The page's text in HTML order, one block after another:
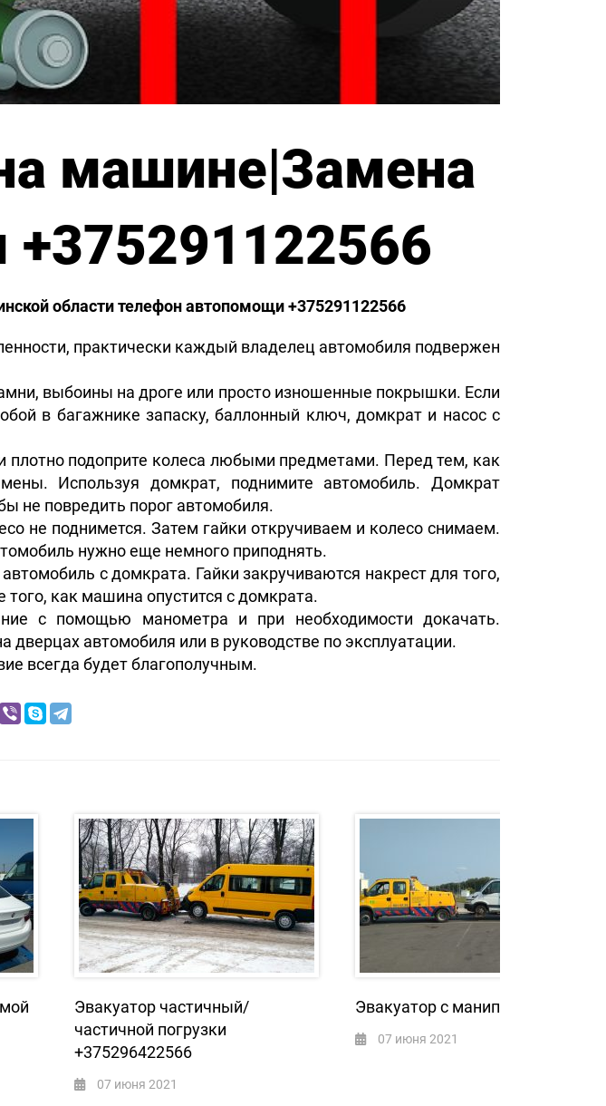
машине|Замена
области телефон автопомощи +375291122566
практически каждый владелец автомобиля подвержен
выбоины на дроге или просто изношенные покрышки. Если
в багажнике запаску, баллонный ключ, домкрат и насос с
плотно подоприте колеса любыми предметами. Перед тем, как
Используя домкрат, поднимите автомобиль. Домкрат
не повредить порог автомобиля.
не поднимется. Затем гайки откручиваем и колесо снимаем.
нужно еще немного приподнять.
с домкрата. Гайки закручиваются накрест для того,
как машина опустится с домкрата.
с помощью манометра и при необходимости докачать.
автомобиля или в руководстве по эксплуатации.
всегда будет благополучным.
Эвакуатор частичный/
частичной погрузки
+375296422566
07 июня 2021
Эвакуатор с манипулятором
07 июня 2021